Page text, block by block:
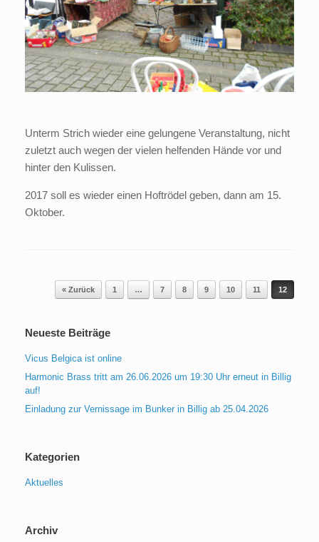
Unterm Strich wieder eine gelungene Veranstaltung, nicht
zuletzt auch wegen der vielen helfenden Hände vor und
hinter den Kulissen.
2017 soll es wieder einen Hoftrödel geben, dann am 15.
Oktober.
Beitragsnavigation
« Zurück 1 … 7 8 9 10 11 12
Neueste Beiträge
Vicus Belgica ist online
Harmonic Brass tritt am 26.06.2026 um 19:30 Uhr erneut in Billig
auf!
Einladung zur Vernissage im Bunker in Billig ab 25.04.2026
Kategorien
Aktuelles
Archiv